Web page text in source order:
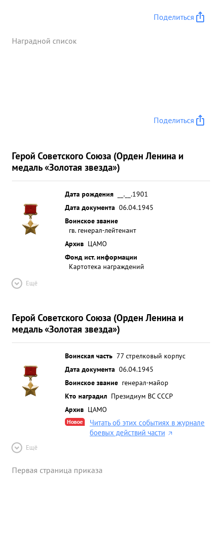
Поделиться
Наградной список
Поделиться
Герой Советского Союза (Орден Ленина и
медаль «Золотая звезда»)
Дата рождения
__.__.1901
Дата документа 06.04.1945
Воинское звание
гв. генерал-лейтенант
Архив ЦАМО
Фонд ист. информации
Картотека награждений
Ещё
Герой Советского Союза (Орден Ленина и
медаль «Золотая звезда»)
Воинская часть 77 стрелковый корпус
Дата документа 06.04.1945
Воинское звание генерал-майор
Кто наградил Президиум ВС СССР
Архив ЦАМО
Новое
Читать об этих событиях в журнале
боевых действий части
Ещё
Первая страница приказа